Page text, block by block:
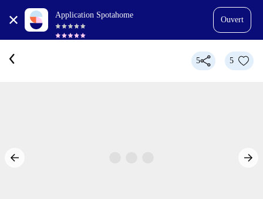
Application Spotahome
Ouvert
5 5